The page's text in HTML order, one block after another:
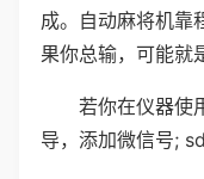
成。自动麻将机靠
果你总输，可能就
若你在仪器使
导，添加微信号;